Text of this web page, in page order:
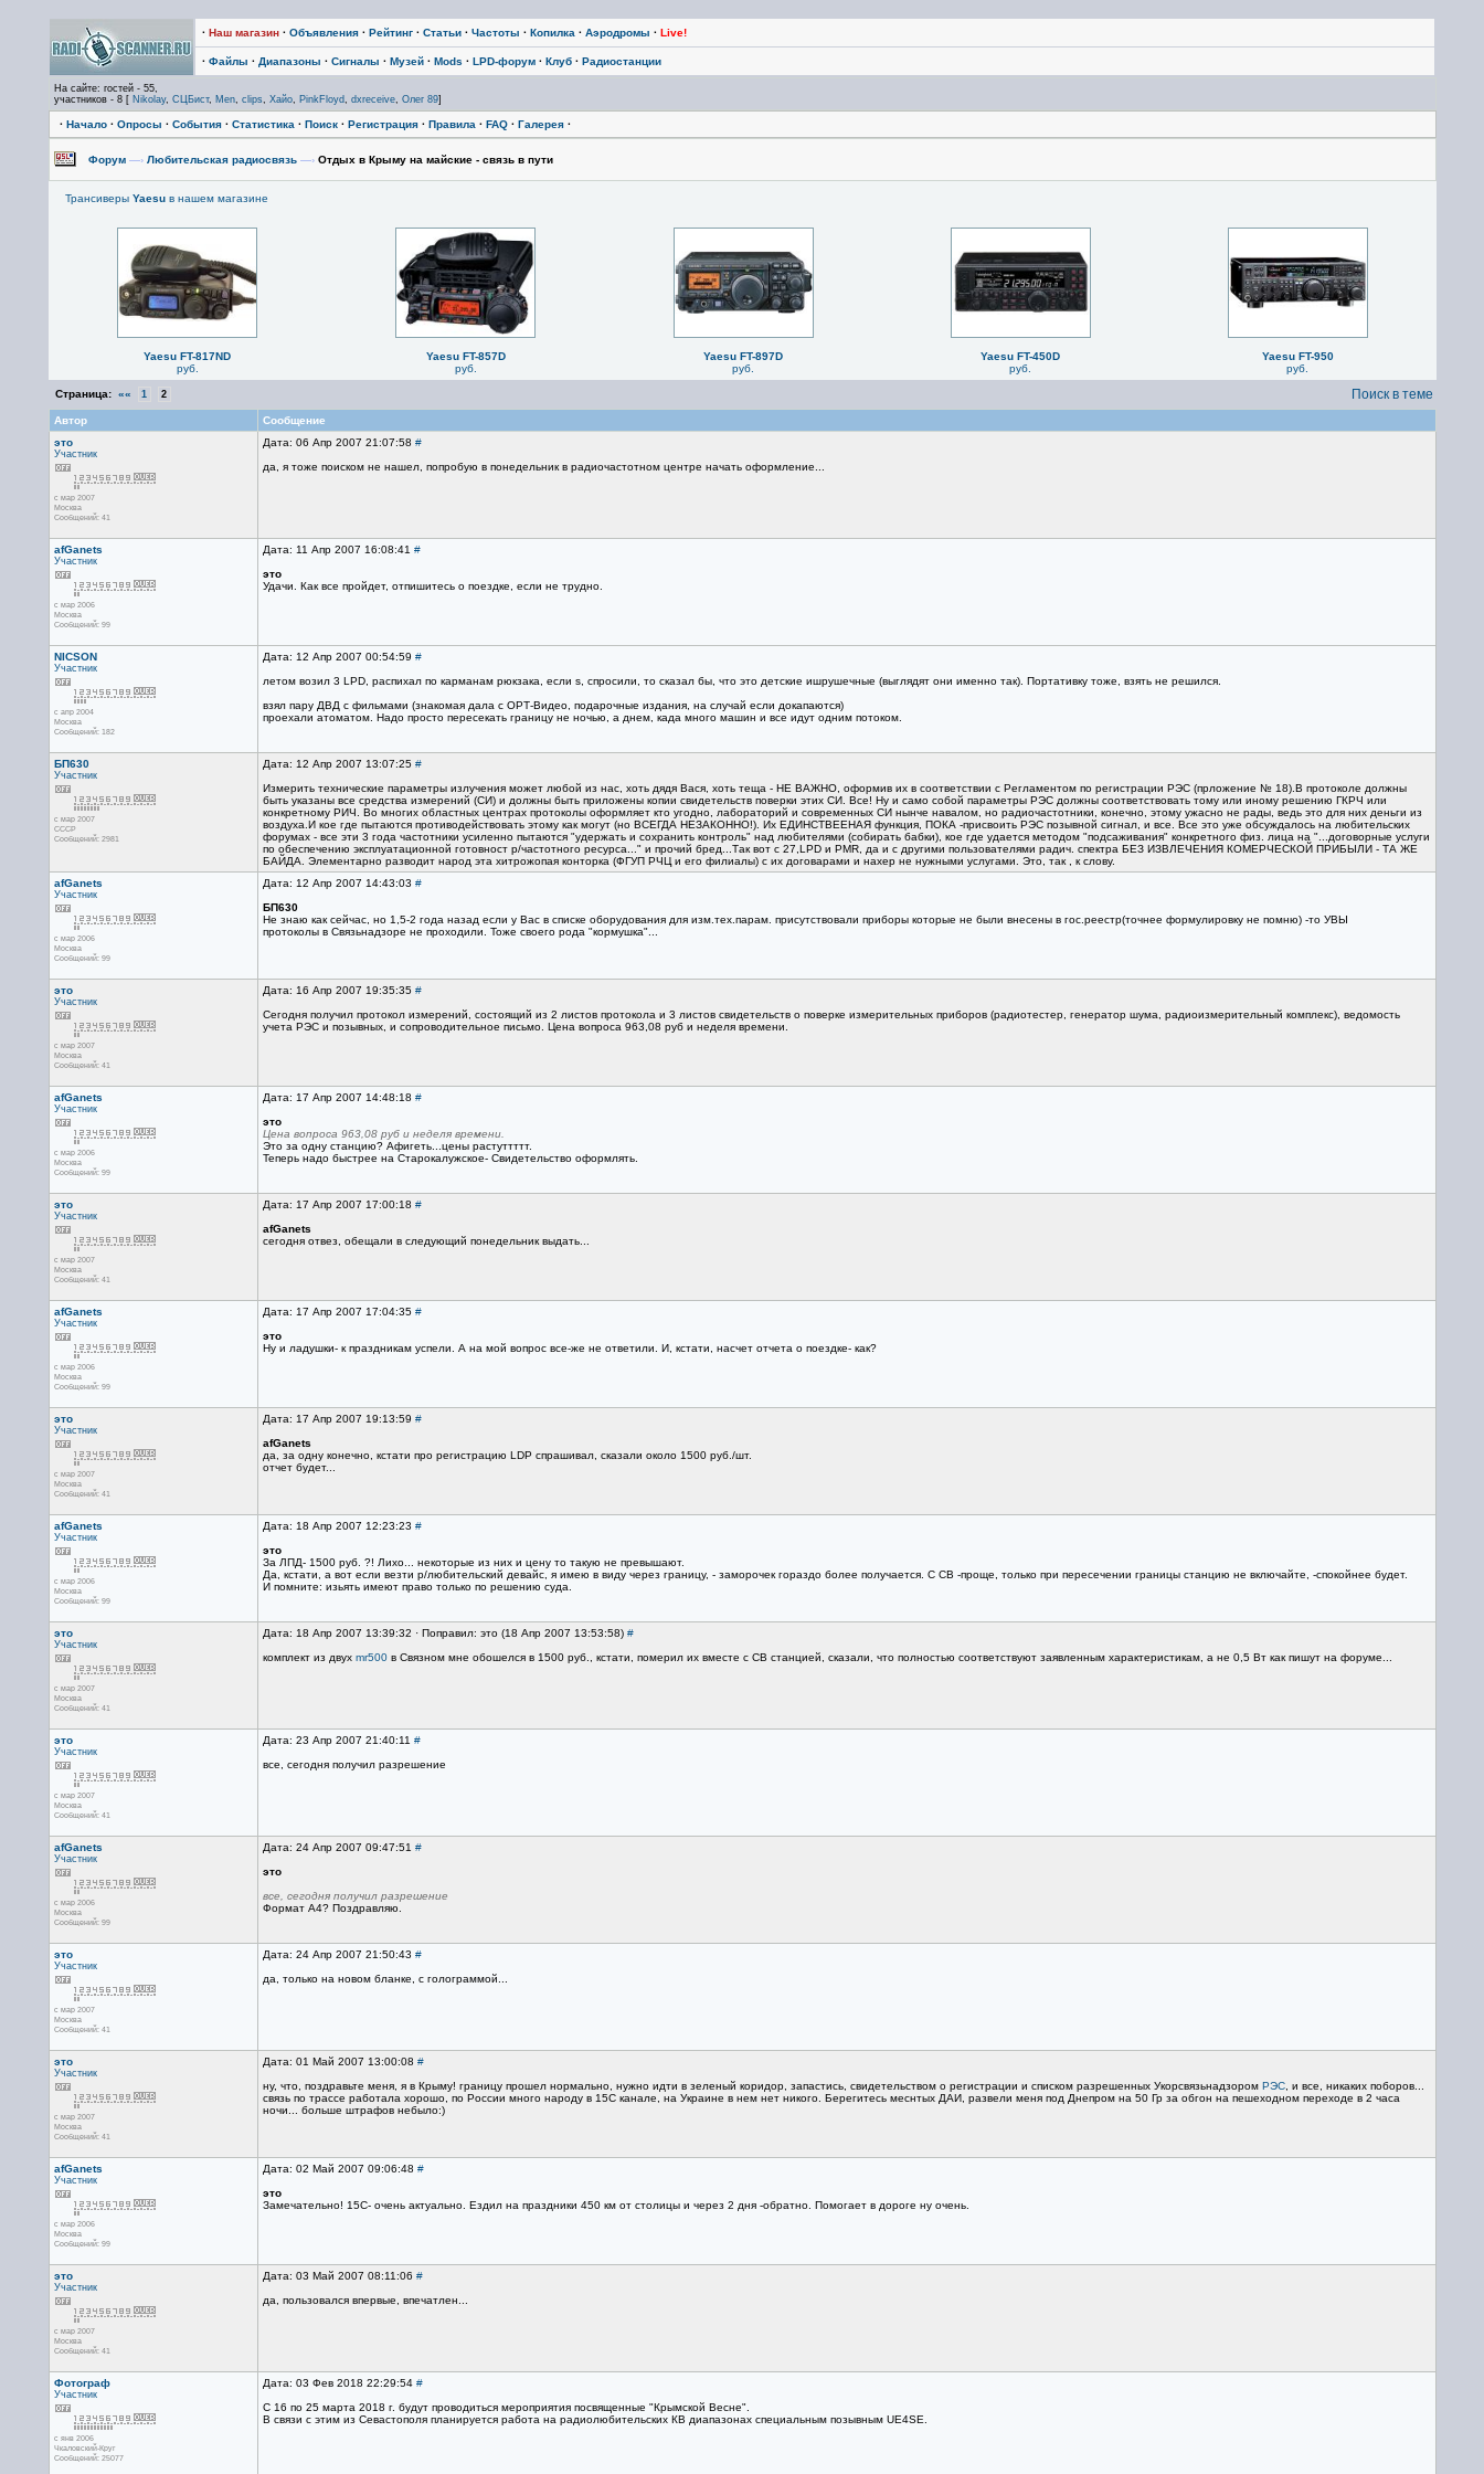
· Наш магазин· Объявления· Рейтинг· Статьи· Частоты · Копилка · Аэродромы · Live!
· Файлы · Диапазоны · Сигналы · Музей· Mods · LPD-форум· Клуб· Радиостанции
На сайте: гостей - 55,
участников - 8 [ Nikolay, СЦБист, Men, clips, Хайо, PinkFloyd, dxreceive, Олег 89]
· Начало· Опросы · События· Статистика · Поиск· Регистрация· Правила · FAQ· Галерея·
Форум —› Любительская радиосвязь —›Отдых в Крыму на майские - связь в пути
Трансиверы Yaesuв нашем магазине
Yaesu FT-817ND
руб.
Yaesu FT-857D
руб.
Yaesu FT-897D
руб.
Yaesu FT-450D
руб.
Yaesu FT-950
руб.
Страница: «« 1 2 Поиск в теме
Автор
Сообщение
это
Участник
с мар 2007
Москва
Сообщений: 41
Дата: 06 Апр 2007 21:07:58 #
да, я тоже поиском не нашел, попробую в понедельник в радиочастотном центре начать оформление...
afGanets
Участник
с мар 2006
Москва
Сообщений: 99
Дата: 11 Апр 2007 16:08:41 #
это
Удачи. Как все пройдет, отпишитесь о поездке, если не трудно.
NICSON
Участник
с апр 2004
Москва
Сообщений: 182
Дата: 12 Апр 2007 00:54:59 #
летом возил 3 LPD, распихал по карманам рюкзака, если s, спросили, то сказал бы, что это детские ишрушечные (выглядят они именно так). Портативку тоже, взять не решился.
взял пару ДВД с фильмами (знакомая дала с ОРТ-Видео, подарочные издания, на случай если докапаются)
проехали атоматом. Надо просто пересекать границу не ночью, а днем, када много машин и все идут одним потоком.
БП630
Участник
с мар 2007
CCCP
Сообщений: 2981
Дата: 12 Апр 2007 13:07:25 #
Измерить технические параметры излучения может любой из нас, хоть дядя Вася, хоть теща - НЕ ВАЖНО, оформив их в соответствии с Регламентом по регистрации РЭС (прложение № 18).В протоколе должны
быть указаны все средства измерений (СИ) и должны быть приложены копии свидетельств поверки этих СИ. Все! Ну и само собой параметры РЭС должны соответствовать тому или иному решению ГКРЧ или
конкретному РИЧ. Во многих областных центрах протоколы оформляет кто угодно, лабораторий и современных СИ нынче навалом, но радиочастотники, конечно, этому ужасно не рады, ведь это для них деньги из
воздуха.И кое где пытаются противодействовать этому как могут (но ВСЕГДА НЕЗАКОННО!). Их ЕДИНСТВЕЕНАЯ функция, ПОКА -присвоить РЭС позывной сигнал, и все. Все это уже обсуждалось на любительских
форумах - все эти 3 года частотники усиленно пытаются "удержать и сохранить контроль" над любителями (собирать бабки), кое где удается методом "подсаживания" конкретного физ. лица на "...договорные услуги
по обеспечению эксплуатационной готовност р/частотного ресурса..." и прочий бред...Так вот с 27,LPD и PMR, да и с другими пользователями радич. спектра БЕЗ ИЗВЛЕЧЕНИЯ КОМЕРЧЕСКОЙ ПРИБЫЛИ - ТА ЖЕ
БАЙДА. Элементарно разводит народ эта хитрожопая конторка (ФГУП РЧЦ и его филиалы) с их договарами и нахер не нужными услугами. Это, так , к слову.
afGanets
Участник
с мар 2006
Москва
Сообщений: 99
Дата: 12 Апр 2007 14:43:03 #
БП630
Не знаю как сейчас, но 1,5-2 года назад если у Вас в списке оборудования для изм.тех.парам. присутствовали приборы которые не были внесены в гос.реестр(точнее формулировку не помню) -то УВЫ
протоколы в Связьнадзоре не проходили. Тоже своего рода "кормушка"...
это
Участник
с мар 2007
Москва
Сообщений: 41
Дата: 16 Апр 2007 19:35:35 #
Сегодня получил протокол измерений, состоящий из 2 листов протокола и 3 листов свидетельств о поверке измерительных приборов (радиотестер, генератор шума, радиоизмерительный комплекс), ведомость
учета РЭС и позывных, и сопроводительное письмо. Цена вопроса 963,08 руб и неделя времени.
afGanets
Участник
с мар 2006
Москва
Сообщений: 99
Дата: 17 Апр 2007 14:48:18 #
это
Цена вопроса 963,08 руб и неделя времени.
Это за одну станцию? Афигеть...цены растуттттт.
Теперь надо быстрее на Старокалужское- Свидетельство оформлять.
это
Участник
с мар 2007
Москва
Сообщений: 41
Дата: 17 Апр 2007 17:00:18 #
afGanets
сегодня отвез, обещали в следующий понедельник выдать...
afGanets
Участник
с мар 2006
Москва
Сообщений: 99
Дата: 17 Апр 2007 17:04:35 #
это
Ну и ладушки- к праздникам успели. А на мой вопрос все-же не ответили. И, кстати, насчет отчета о поездке- как?
это
Участник
с мар 2007
Москва
Сообщений: 41
Дата: 17 Апр 2007 19:13:59 #
afGanets
да, за одну конечно, кстати про регистрацию LDP спрашивал, сказали около 1500 руб./шт.
отчет будет...
afGanets
Участник
с мар 2006
Москва
Сообщений: 99
Дата: 18 Апр 2007 12:23:23 #
это
За ЛПД- 1500 руб. ?! Лихо... некоторые из них и цену то такую не превышают.
Да, кстати, а вот если везти р/любительский девайс, я имею в виду через границу, - заморочек гораздо более получается. С СВ -проще, только при пересечении границы станцию не включайте, -спокойнее будет.
И помните: изьять имеют право только по решению суда.
это
Участник
с мар 2007
Москва
Сообщений: 41
Дата: 18 Апр 2007 13:39:32 · Поправил: это (18 Апр 2007 13:53:58) #
комплект из двух mr500в Связном мне обошелся в 1500 руб., кстати, померил их вместе с СВ станцией, сказали, что полностью соответствуют заявленным характеристикам, а не 0,5 Вт как пишут на форуме...
это
Участник
с мар 2007
Москва
Сообщений: 41
Дата: 23 Апр 2007 21:40:11 #
все, сегодня получил разрешение
afGanets
Участник
с мар 2006
Москва
Сообщений: 99
Дата: 24 Апр 2007 09:47:51 #
это
все, сегодня получил разрешение
Формат А4? Поздравляю.
это
Участник
с мар 2007
Москва
Сообщений: 41
Дата: 24 Апр 2007 21:50:43 #
да, только на новом бланке, с голограммой...
это
Участник
с мар 2007
Москва
Сообщений: 41
Дата: 01 Май 2007 13:00:08 #
ну, что, поздравьте меня, я в Крыму! границу прошел нормально, нужно идти в зеленый коридор, запастись, свидетельством о регистрации и списком разрешенных Укорсвязьнадзором РЭС, и все, никаких поборов...
связь по трассе работала хорошо, по России много народу в 15С канале, на Украине в нем нет никого. Берегитесь меснтых ДАИ, развели меня под Днепром на 50 Гр за обгон на пешеходном переходе в 2 часа
ночи... больше штрафов небыло:)
afGanets
Участник
с мар 2006
Москва
Сообщений: 99
Дата: 02 Май 2007 09:06:48 #
это
Замечательно! 15С- очень актуально. Ездил на праздники 450 км от столицы и через 2 дня -обратно. Помогает в дороге ну очень.
это
Участник
с мар 2007
Москва
Сообщений: 41
Дата: 03 Май 2007 08:11:06 #
да, пользовался впервые, впечатлен...
Фотограф
Участник
с янв 2006
Чкаловский-Круг
Сообщений: 25077
Дата: 03 Фев 2018 22:29:54 #
С 16 по 25 марта 2018 г. будут проводиться мероприятия посвященные "Крымской Весне".
В связи с этим из Севастополя планируется работа на радиолюбительских КВ диапазонах специальным позывным UE4SE.